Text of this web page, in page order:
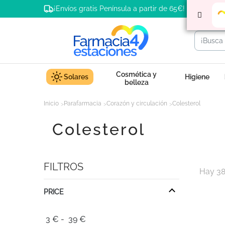
¡Envíos gratis Península a partir de 65€!
Solares
Cosmética y
belleza
Higiene
Inicio Parafarmacia Corazón y circulación Colesterol
Colesterol
FILTROS
PRICE
3 € - 39 €
Hay